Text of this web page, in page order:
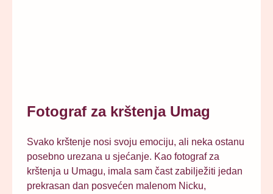
Fotograf za krštenja Umag
Svako krštenje nosi svoju emociju, ali neka ostanu
posebno urezana u sjećanje. Kao fotograf za
krštenja u Umagu, imala sam čast zabilježiti jedan
prekrasan dan posvećen malenom Nicku,